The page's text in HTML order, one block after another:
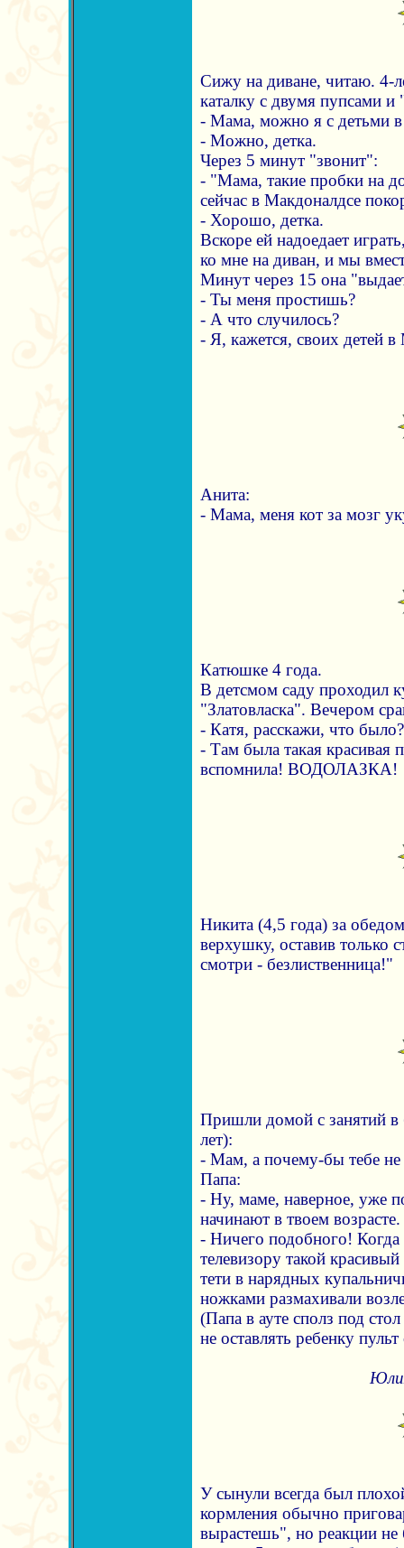
Сижу на диване, читаю. 4-
каталку с двумя пупсами
- Мама, можно я с детьми в
- Можно, детка.
Через 5 минут "звонит":
- "Мама, такие пробки на
сейчас в Макдоналдсе
- Хорошо, детка.
Вскоре ей надоедает
ко мне на диван, и мы
Минут через 15 она
- Ты меня простишь?
- А что случилось?
- Я, кажется, своих детей
Анита:
- Мама, меня кот за мозг
Катюшке 4 года.
В детсмом саду проходил
"Златовласка". Вечером
- Катя, расскажи, что было?
- Там была такая красивая
вспомнила! ВОДОЛАЗКА!
Никита (4,5 года) за
верхушку, оставив только
смотри - безлиственница!"
Пришли домой с занятий в
лет):
- Мам, а почему-бы тебе не
Папа:
- Ну, маме, наверное, уже
начинают в твоем возрасте.
- Ничего подобного!
телевизору такой
тети в нарядных
ножками размахивали
(Папа в ауте сполз под
не оставлять ребенку
У сынули всегда был
кормления обычно
вырастешь", но реакции